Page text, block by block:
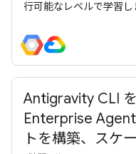
行可能なレベルで学習し
Antigravity CLI
Enterprise
トを構築、スケ